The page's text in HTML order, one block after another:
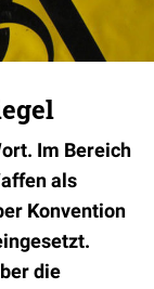
Im Bereich
als
Konvention
die